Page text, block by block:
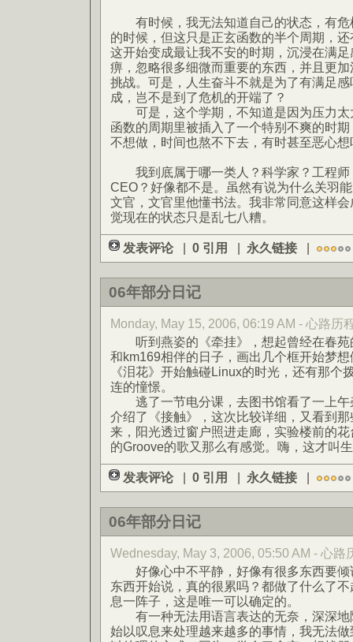
有时候，我无法知道自己的状态，有危
的时候，但这只是正玄函数的半个周期，
这开始变成最让我不安的时期，沉浸在满
痹，忽略很多细微而重要的东西，并且更
挑战。可是，人生奋斗不就是为了有满足
成，岂不是到了危机的开端了？
可是，这个学期，不知道是因为压力太
函数的周期里被插入了一个特别不爽的时
不想做，时间也熬不下去，有时甚至恶心
我到底属于哪一类人？科学家？工程师
CEO？好像都不是。虽然有说为什么关羽
文官，文官里他懂书法。我非常同意这样
觉现在的状态只是乱七八糟。
发表评论 | 0 引用 | 永久链接 |
06年部分日记
Monday, May 15, 2006, 06:19 AM - 心路历
听到燕姿的《牵挂》，想起曾经在春苑
和km169相伴的日子，画出几个框开始梦
《泪花》开始触碰Linux的时光，还有那个
连的憧憬。
逃了一节电分课，去图书馆看了一上午
介绍了《接触》，这次比较详细，又看到
来，阳光透过窗户照进走廊，实验楼前的
的Groove的歌又那么有感觉。嗨，这才叫
发表评论 | 0 引用 | 永久链接 |
06年部分日记
Wednesday, May 3, 2006, 05:50 AM - 心路
好像心中不平静，好像有很多东西要倾
东西开始说，真的很累吗？都做了什么了
息一阵子，这是唯一可以确定的。
有一种无法用语言表达的无奈，深深地
始以叹息来处理越来越多的事情，我无法